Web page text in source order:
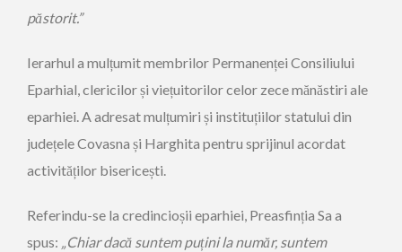
păstorit.”
Ierarhul a mulțumit membrilor Permanenței Consiliului
Eparhial, clericilor și viețuitorilor celor zece mănăstiri ale
eparhiei. A adresat mulțumiri și instituțiilor statului din
județele Covasna și Harghita pentru sprijinul acordat
activităților bisericești.
Referindu-se la credincioșii eparhiei, Preasfinția Sa a
spus: „Chiar dacă suntem puțini la număr, suntem